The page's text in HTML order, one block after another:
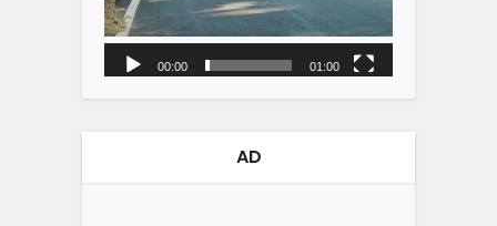
00:00 01:00
AD